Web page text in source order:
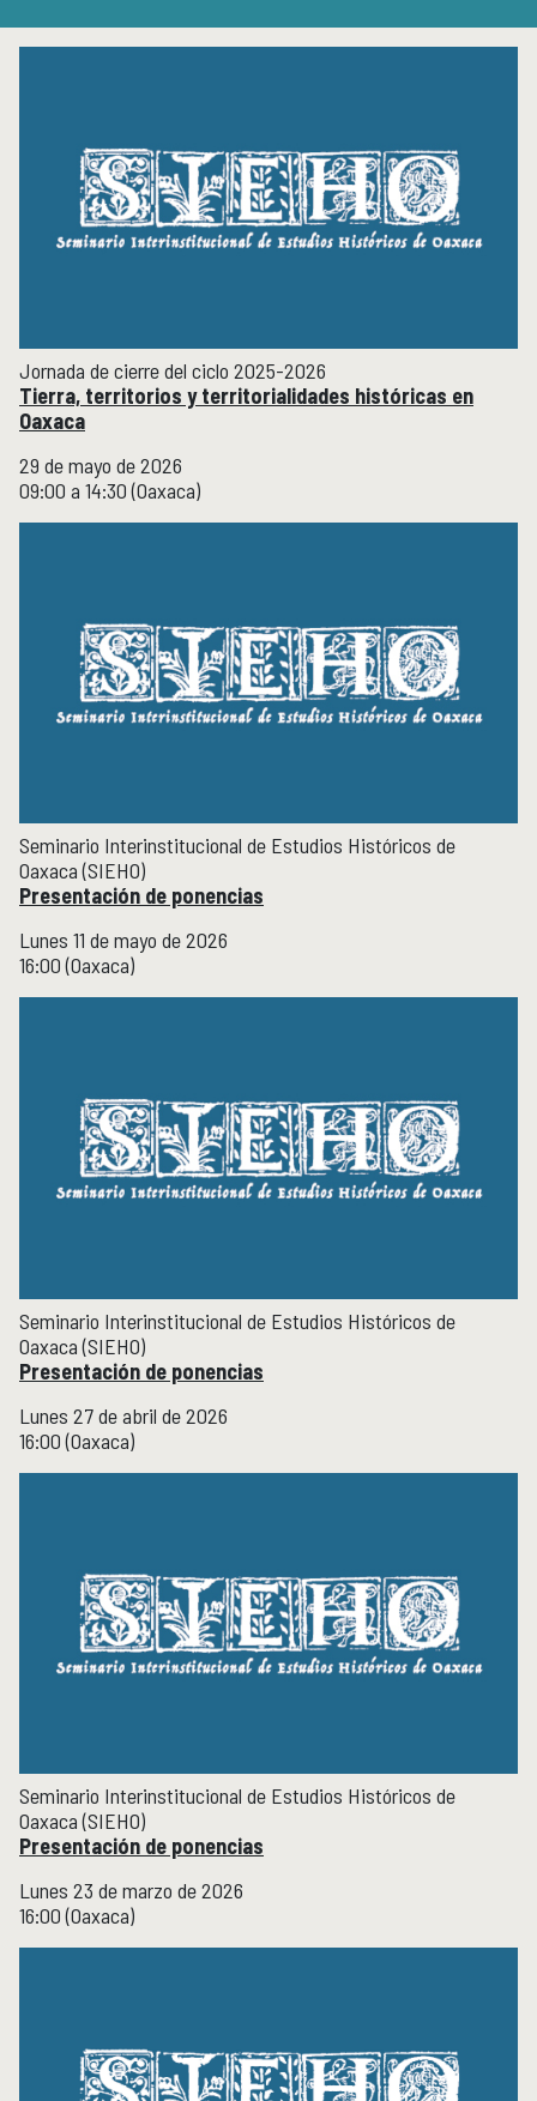
Investigación posdoctoral
Actividades académicas por año
Formación
FORMACIÓN
Educación Continua
EDUCACIÓN CONTINUA
Próximamente
Cursos y diplomados concluidos
Novedades editoriales
Revistas académicas
Normas y políticas editoriales
Librería
Serie editorial Históricas Comunicación Pública
Podcast Históricas
Cajón de historias
Recursos en línea
Repositorio Institucional Históricas UNAM
Actividades académicas
Género y Ética
GÉNERO Y ÉTICA
Jornada de cierre del ciclo 2025-2026
Tierra, territorios y territorialidades históricas en
Oaxaca
29 de mayo de 2026
09:00 a 14:30 (Oaxaca)
Seminario Interinstitucional de Estudios Históricos de
Oaxaca (SIEHO)
Presentación de ponencias
Lunes 11 de mayo de 2026
16:00 (Oaxaca)
Seminario Interinstitucional de Estudios Históricos de
Oaxaca (SIEHO)
Presentación de ponencias
Lunes 27 de abril de 2026
16:00 (Oaxaca)
Seminario Interinstitucional de Estudios Históricos de
Oaxaca (SIEHO)
Presentación de ponencias
Lunes 23 de marzo de 2026
16:00 (Oaxaca)